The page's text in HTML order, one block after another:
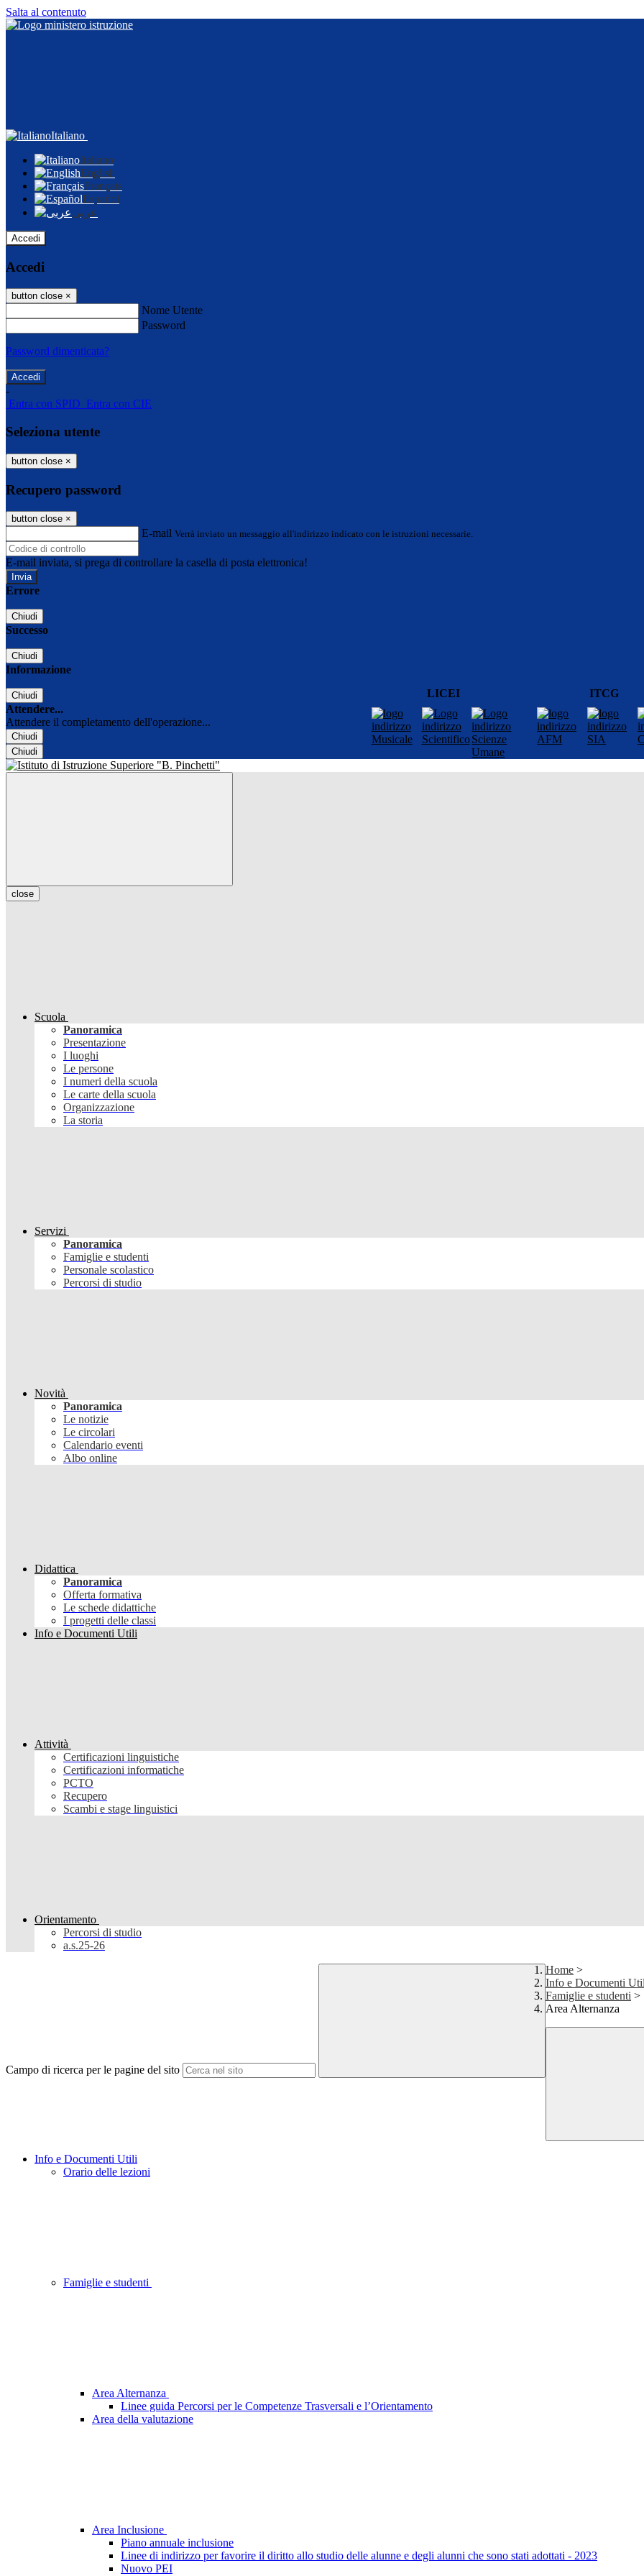
Salta al contenuto
Italiano
Italiano
English
Français
Español
عربى
Accedi
Accedi
button close ×
Nome Utente
Password
Password dimenticata?
-
Entra con SPID Entra con CIE
Seleziona utente
button close ×
Recupero password
button close ×
E-mail Verrà inviato un messaggio all'indirizzo indicato con le istruzioni necessarie.
E-mail inviata, si prega di controllare la casella di posta elettronica!
Errore
Chiudi
Successo
Chiudi
Informazione
Chiudi
Attendere...
Attendere il completamento dell'operazione...
Chiudi
Chiudi
LICEI ITCG
close
Scuola
Panoramica
Presentazione
I luoghi
Le persone
I numeri della scuola
Le carte della scuola
Organizzazione
La storia
Servizi
Panoramica
Famiglie e studenti
Personale scolastico
Percorsi di studio
Novità
Panoramica
Le notizie
Le circolari
Calendario eventi
Albo online
Didattica
Panoramica
Offerta formativa
Le schede didattiche
I progetti delle classi
Info e Documenti Utili
Attività
Certificazioni linguistiche
Certificazioni informatiche
PCTO
Recupero
Scambi e stage linguistici
Orientamento
Percorsi di studio
a.s.25-26
Campo di ricerca per le pagine del sito
Home >
Info e Documenti
Famiglie e studenti >
Area Alternanza
Info e Documenti Utili
Orario delle lezioni
Famiglie e studenti
Area Alternanza
Linee guida Percorsi per le Competenze Trasversali e l’Orientamento
Area della valutazione
Area Inclusione
Piano annuale inclusione
Linee di indirizzo per favorire il diritto allo studio delle alunne e degli alunni che sono stati adottati - 2023
Nuovo PEI